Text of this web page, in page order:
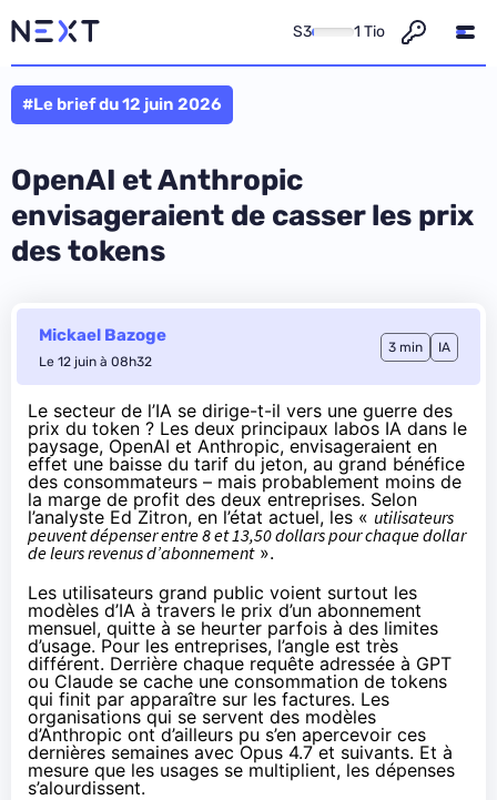
S3 1 Tio
#Le brief du 12 juin 2026
OpenAI et Anthropic
envisageraient de casser les prix
des tokens
Mickael Bazoge
Le 12 juin à 08h32
3 min IA
Le secteur de l’IA se dirige-t-il vers une guerre des
prix du token ? Les deux principaux labos IA dans le
paysage, OpenAI et Anthropic, envisageraient en
effet une baisse du tarif du jeton, au grand bénéfice
des consommateurs – mais probablement moins de
la marge de profit des deux entreprises. Selon
l’analyste Ed Zitron, en l’état actuel, les « utilisateurs
peuvent dépenser entre 8 et 13,50 dollars pour chaque dollar
de leurs revenus d’abonnement».
Les utilisateurs grand public voient surtout les
modèles d’IA à travers le prix d’un abonnement
mensuel, quitte à se heurter parfois à des limites
d’usage. Pour les entreprises, l’angle est très
différent. Derrière chaque requête adressée à GPT
ou Claude se cache une consommation de tokens
qui finit par apparaître sur les factures. Les
organisations qui se servent des modèles
d’Anthropic ont d’ailleurs pu s’en apercevoir ces
dernières semaines avec Opus 4.7 et suivants. Et à
mesure que les usages se multiplient, les dépenses
s’alourdissent.